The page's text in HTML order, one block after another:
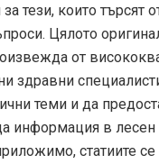
тези, които търсят
Цялото
от
здравни
теми и да
информация в лесен
статиите